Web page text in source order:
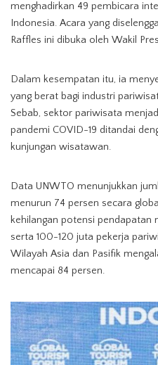
menghadirkan 49 pembicara
Indonesia. Acara yang
Raffles ini dibuka oleh Wakil
Dalam kesempatan itu, ia
yang berat bagi industri
Sebab, sektor pariwisata
pandemi COVID-19 ditandai
kunjungan wisatawan.
Data UNWTO menunjukkan
menurun 74 persen secara
kehilangan potensi pendapatan
serta 100-120 juta pekerja
Wilayah Asia dan Pasifik
mencapai 84 persen.